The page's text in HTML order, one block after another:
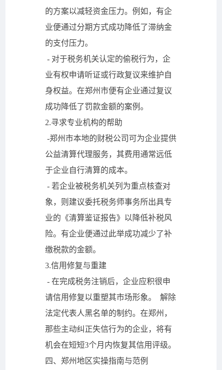
的方案以减轻资金压力。例如，有企
业便通过分期方式成功降低了滞纳金
的支付压力。
- 对于税务机关认定的偷税行为，企
业有权申请听证或行政复议来维护自
身权益。在郑州市便有企业通过复议
成功降低了罚款金额的案例。
2.寻求专业机构的帮助
-郑州市本地的财税公司可为企业提供
公益清算代理服务，其费用通常远低
于企业自行清算的成本。
- 若企业被税务机关列为重点核查对
象，则建议委托税务师事务所出具专
业的《清算鉴证报告》以降低补税风
险。有企业便通过此举成功减少了补
缴税款的金额。
3.信用修复与重建
- 在完成税务注销后，企业应积很申
请信用修复以重塑其市场形象。 解除
法定代表人黑名单的制约。在郑州，
那些主动纠正失信行为的企业，将有
机会在短短3个月内恢复其信用评级。
四、郑州地区实操指南与范例